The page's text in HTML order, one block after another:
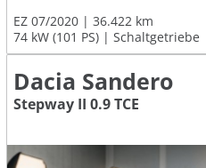
EZ 07/2020
36.422 km
74 kW (101 PS)
Schaltgetriebe
Dacia Sandero
Stepway II 0.9 TCE